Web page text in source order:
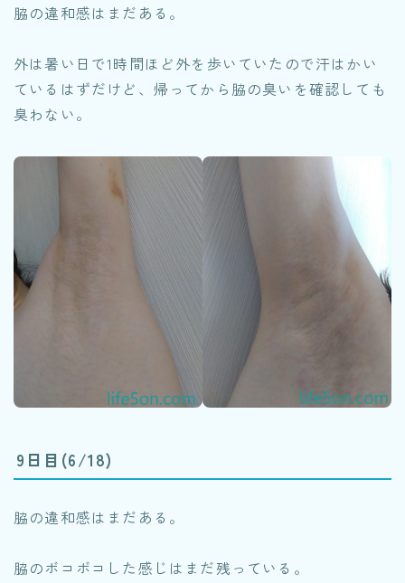
脇の違和感はまだある。
外は暑い日で1時間ほど外を歩いていたので汗はかい
ているはずだけど、帰ってから脇の臭いを確認しても
臭わない。
9日目(6/18)
脇の違和感はまだある。
脇のボコボコした感じはまだ残っている。